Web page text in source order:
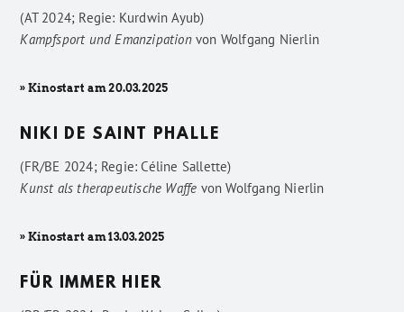
(AT 2024; Regie: Kurdwin Ayub)
Kampfsport und Emanzipationvon Wolfgang Nierlin
» Kinostart am 20.03.2025
NIKI DE SAINT PHALLE
(FR/BE 2024; Regie: Céline Sallette)
Kunst als therapeutische Waffe vonWolfgang Nierlin
» Kinostart am 13.03.2025
FÜR IMMER HIER